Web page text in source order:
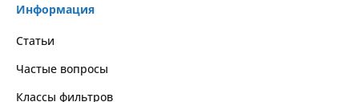
Информация
Статьи
Частые вопросы
Классы фильтров